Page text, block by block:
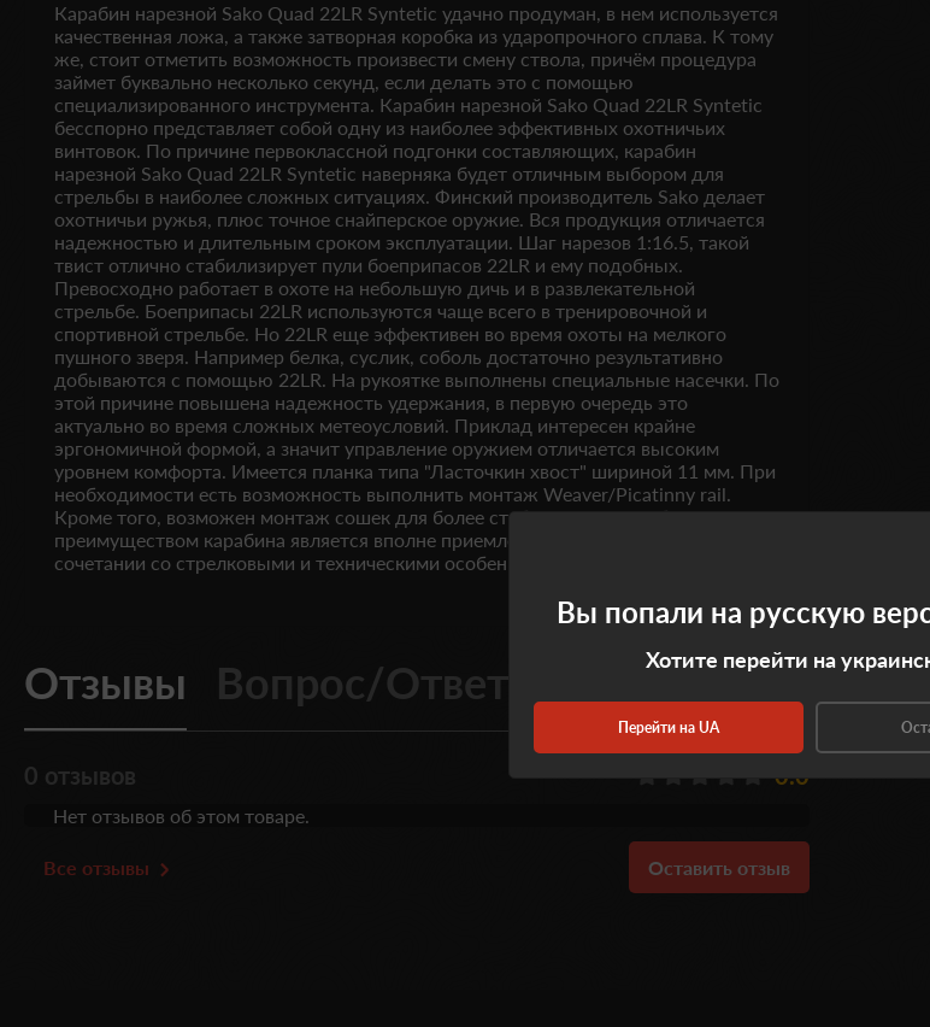
Карабин нарезной Sako Quad 22LR Syntetic удачно продуман, в нем используется
качественная ложа, а также затворная коробка из ударопрочного сплава. К тому
же, стоит отметить возможность произвести смену ствола, причём процедура
займет буквально несколько секунд, если делать это с помощью
специализированного инструмента. Карабин нарезной Sako Quad 22LR Syntetic
бесспорно представляет собой одну из наиболее эффективных охотничьих
винтовок. По причине первоклассной подгонки составляющих, карабин
нарезной Sako Quad 22LR Syntetic наверняка будет отличным выбором для
стрельбы в наиболее сложных ситуациях. Финский производитель Sako делает
охотничьи ружья, плюс точное снайперское оружие. Вся продукция отличается
надежностью и длительным сроком эксплуатации. Шаг нарезов 1:16.5, такой
твист отлично стабилизирует пули боеприпасов 22LR и ему подобных.
Превосходно работает в охоте на небольшую дичь и в развлекательной
стрельбе. Боеприпасы 22LR используются чаще всего в тренировочной и
спортивной стрельбе. Но 22LR еще эффективен во время охоты на мелкого
пушного зверя. Например белка, суслик, соболь достаточно результативно
добываются с помощью 22LR. На рукоятке выполнены специальные насечки. По
этой причине повышена надежность удержания, в первую очередь это
актуально во время сложных метеоусловий. Приклад интересен крайне
эргономичной формой, а значит управление оружием отличается высоким
уровнем комфорта. Имеется планка типа "Ласточкин хвост" шириной 11 мм. При
необходимости есть возможность выполнить монтаж Weaver/Picatinny rail.
Кроме того, возможен монтаж сошек для более стабильной стрельбы. Веским
преимуществом карабина является вполне приемлемая цена, тем более в
сочетании со стрелковыми и техническими особенностями.
Отзывы Вопрос/Ответ
0 отзывов 0.0
Нет отзывов об этом товаре.
Все отзывы Оставить отзыв
Вы попали на русскую
Хотите перейти на
Перейти на UA